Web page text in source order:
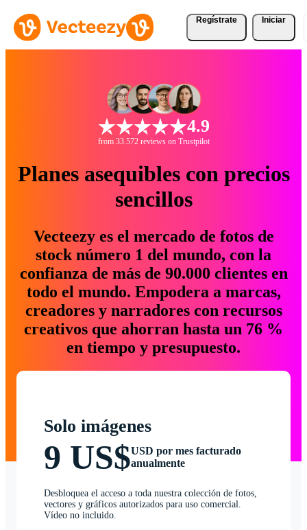
Regístrate Iniciar
4.9
from 33.572 reviews on Trustpilot
Planes asequibles con precios
sencillos
Vecteezy es el mercado de fotos de
stock número 1 del mundo, con la
confianza de más de 90.000 clientes en
todo el mundo. Empodera a marcas,
creadores y narradores con recursos
creativos que ahorran hasta un 76 %
en tiempo y presupuesto.
Solo imágenes
9 US$USD por mes facturado
anualmente
Desbloquea el acceso a toda nuestra colección de fotos,
vectores y gráficos autorizados para uso comercial.
Vídeo no incluido.